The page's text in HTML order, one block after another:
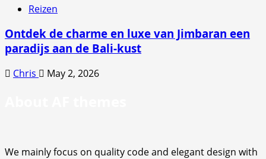
Reizen
Ontdek de charme en luxe van Jimbaran een
paradijs aan de Bali-kust
Chris May 2, 2026
We mainly focus on quality code and elegant design with